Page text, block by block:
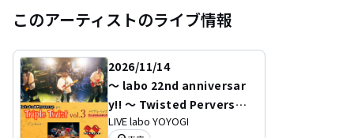
このアーティストのライブ情報
2026/11/14
～ labo 22nd anniversar
y!! ～ Twisted Perverse p
re. 『Triple Twist -vol.3
LIVE labo YOYOGI